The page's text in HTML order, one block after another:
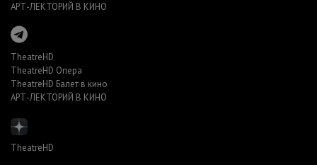
АРТ-ЛЕКТОРИЙ В КИНО
TheatreHD
TheatreHD Опера
TheatreHD Балет в кино
АРТ-ЛЕКТОРИЙ В КИНО
TheatreHD